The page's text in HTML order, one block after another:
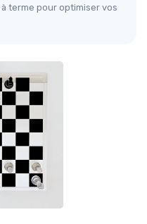
terme pour optimiser vos